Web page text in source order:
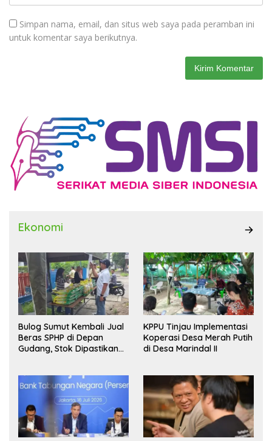
Simpan nama, email, dan situs web saya pada peramban ini
untuk komentar saya berikutnya.
Ekonomi
Bulog Sumut Kembali Jual
Beras SPHP di Depan
Gudang, Stok Dipastikan
KPPU Tinjau Implementasi
Koperasi Desa Merah Putih
di Desa Marindal II